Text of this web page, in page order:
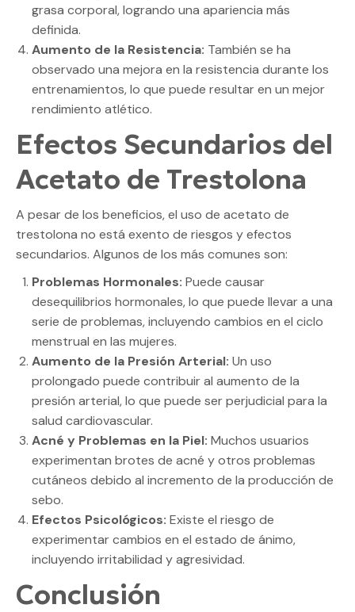
grasa corporal, logrando una apariencia más
definida.
Aumento de la Resistencia: También se ha
observado una mejora en la resistencia durante los
entrenamientos, lo que puede resultar en un mejor
rendimiento atlético.
Efectos Secundarios del
Acetato de Trestolona
A pesar de los beneficios, el uso de acetato de
trestolona no está exento de riesgos y efectos
secundarios. Algunos de los más comunes son:
Problemas Hormonales: Puede causar
desequilibrios hormonales, lo que puede llevar a una
serie de problemas, incluyendo cambios en el ciclo
menstrual en las mujeres.
Aumento de la Presión Arterial: Un uso
prolongado puede contribuir al aumento de la
presión arterial, lo que puede ser perjudicial para la
salud cardiovascular.
Acné y Problemas en la Piel: Muchos usuarios
experimentan brotes de acné y otros problemas
cutáneos debido al incremento de la producción de
sebo.
Efectos Psicológicos: Existe el riesgo de
experimentar cambios en el estado de ánimo,
incluyendo irritabilidad y agresividad.
Conclusión